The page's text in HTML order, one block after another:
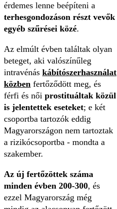
érdemes lenne beépíteni a
terhesgondozáson részt vevők
egyéb szűrései közé.
Az elmúlt évben találtak olyan
beteget, aki valószínűleg
intravénás kábítószerhasználat
közben fertőződött meg, és
férfi és női prostituáltak közül
is jelentettek eseteket; e két
csoportba tartozók eddig
Magyarországon nem tartoztak
a rizikócsoportba - mondta a
szakember.
Az új fertőzöttek száma
minden évben 200-300, és
ezzel Magyarország még